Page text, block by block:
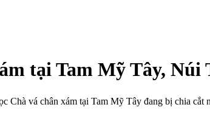
tại Tam Mỹ Tây,
Chà vá chân xám tại Tam Mỹ Tây đang bị chia